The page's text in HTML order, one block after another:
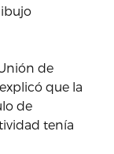
de
que la
de
tenía